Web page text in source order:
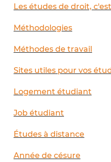
Les études de droit,
Méthodologies
Méthodes de travail
Sites utiles pour vos
Logement étudiant
Job étudiant
Études à distance
Année de césure